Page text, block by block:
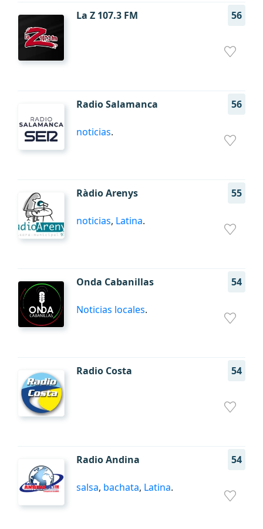
La Z 107.3 FM 56
Radio Salamanca 56
noticias.
Ràdio Arenys 55
noticias, Latina.
Onda Cabanillas 54
Noticias locales.
Radio Costa 54
Radio Andina 54
salsa, bachata, Latina.